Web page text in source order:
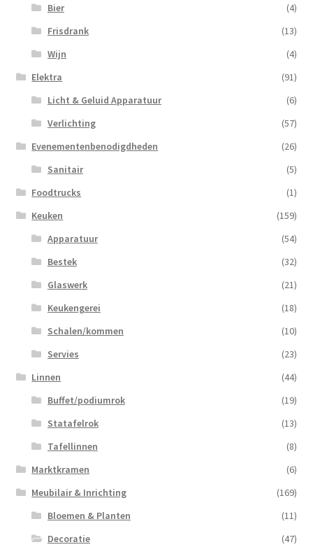
Bier
(4)
Frisdrank
(13)
Wijn
(4)
Elektra
(91)
Licht & Geluid Apparatuur
(6)
Verlichting
(57)
Evenementenbenodigdheden
(26)
Sanitair
(5)
Foodtrucks
(1)
Keuken
(159)
Apparatuur
(54)
Bestek
(32)
Glaswerk
(21)
Keukengerei
(18)
Schalen/kommen
(10)
Servies
(23)
Linnen
(44)
Buffet/podiumrok
(19)
Statafelrok
(13)
Tafellinnen
(8)
Marktkramen
(6)
Meubilair & Inrichting
(169)
Bloemen & Planten
(11)
Decoratie
(47)